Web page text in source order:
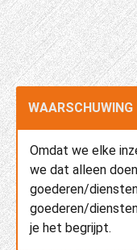
WAARSCHUWING
Omdat we elke
we dat alleen
goederen/
goederen/
je het begrijpt.